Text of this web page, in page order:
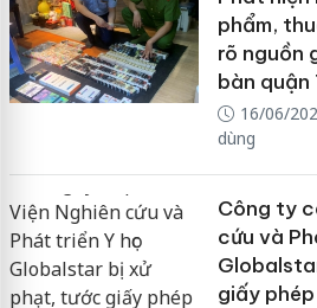
phẩm,
rõ nguồn
bàn quận
16/06/
dùng
Công ty
cứu và
giấy